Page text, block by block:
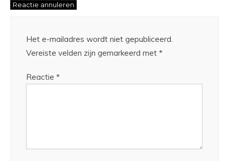
Reactie annuleren
Het e-mailadres wordt niet gepubliceerd.
Vereiste velden zijn gemarkeerd met *
Reactie *